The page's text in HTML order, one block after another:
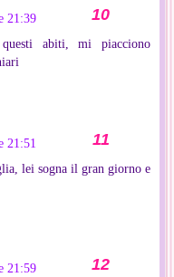
21:39
abiti, mi piacciono
21:51
lei sogna il gran giorno e
21:59